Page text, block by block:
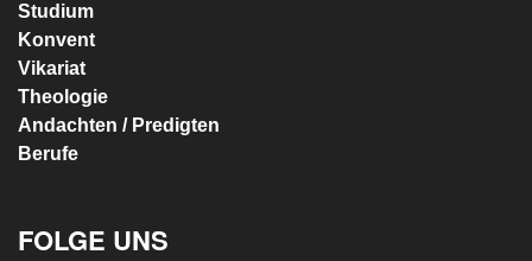
Studium
Konvent
Vikariat
Theologie
Andachten / Predigten
Berufe
FOLGE UNS